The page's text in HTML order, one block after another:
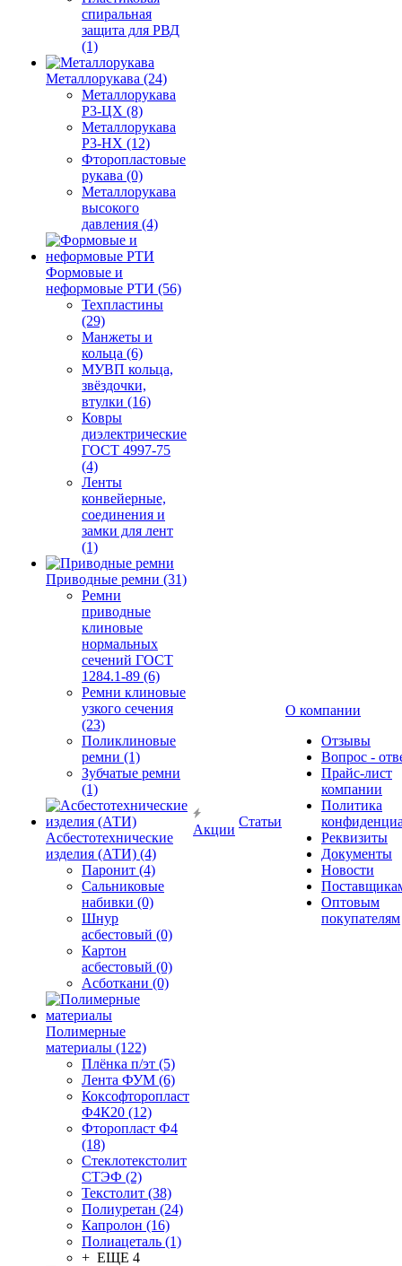
спиральная
защита для РВД
(1)
Металлорукава (24)
Металлорукава
Р3-ЦХ (8)
Металлорукава
Р3-НХ (12)
Фторопластовые
рукава (0)
Металлорукава
высокого
давления (4)
Формовые и
неформовые РТИ (56)
Техпластины
(29)
Манжеты и
кольца (6)
МУВП кольца,
звёздочки,
втулки (16)
Ковры
диэлектрические
ГОСТ 4997-75
(4)
Ленты
конвейерные,
соединения и
замки для лент
(1)
Приводные ремни (31)
Ремни
приводные
клиновые
нормальных
сечений ГОСТ
1284.1-89 (6)
Ремни клиновые
узкого сечения
(23)
Поликлиновые
ремни (1)
Зубчатые ремни
(1)
Асбестотехнические
изделия (АТИ) (4)
Паронит (4)
Сальниковые
набивки (0)
Шнур
асбестовый (0)
Картон
асбестовый (0)
Асботкани (0)
Полимерные
материалы (122)
Плёнка п/эт (5)
Лента ФУМ (6)
Коксофторопласт
Ф4К20 (12)
Фторопласт Ф4
(18)
Стеклотекстолит
СТЭФ (2)
Текстолит (38)
Полиуретан (24)
Капролон (16)
Полиацеталь (1)
+ ЕЩЕ 4
Акции
Статьи
О компании
Отзывы
Вопрос -
Прайс-лист
компании
Политика
Реквизиты
Документы
Новости
Оптовым
покупателям